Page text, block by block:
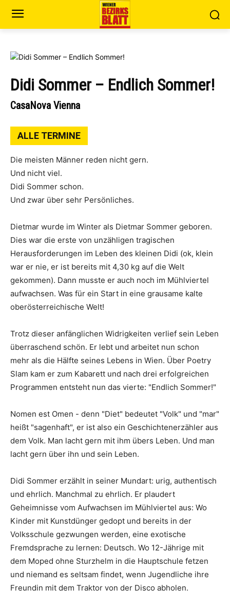
Didi Sommer – Endlich Sommer!
CasaNova Vienna
ALLE TERMINE
Die meisten Männer reden nicht gern.
Und nicht viel.
Didi Sommer schon.
Und zwar über sehr Persönliches.
Dietmar wurde im Winter als Dietmar Sommer geboren.
Dies war die erste von unzähligen tragischen
Herausforderungen im Leben des kleinen Didi (ok, klein
war er nie, er ist bereits mit 4,30 kg auf die Welt
gekommen). Dann musste er auch noch im Mühlviertel
aufwachsen. Was für ein Start in eine grausame kalte
oberösterreichische Welt!
Trotz dieser anfänglichen Widrigkeiten verlief sein Leben
überraschend schön. Er lebt und arbeitet nun schon
mehr als die Hälfte seines Lebens in Wien. Über Poetry
Slam kam er zum Kabarett und nach drei erfolgreichen
Programmen entsteht nun das vierte: "Endlich Sommer!"
Nomen est Omen - denn "Diet" bedeutet "Volk" und "mar"
heißt "sagenhaft", er ist also ein Geschichtenerzähler aus
dem Volk. Man lacht gern mit ihm übers Leben. Und man
lacht gern über ihn und sein Leben.
Didi Sommer erzählt in seiner Mundart: urig, authentisch
und ehrlich. Manchmal zu ehrlich. Er plaudert
Geheimnisse vom Aufwachsen im Mühlviertel aus: Wo
Kinder mit Kunstdünger gedopt und bereits in der
Volksschule gezwungen werden, eine exotische
Fremdsprache zu lernen: Deutsch. Wo 12-Jährige mit
dem Moped ohne Sturzhelm in die Hauptschule fetzen
und niemand es seltsam findet, wenn Jugendliche ihre
Freundin mit dem Traktor von der Disco abholen.